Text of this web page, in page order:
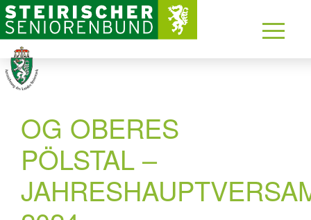
OG OBERES
PÖLSTAL –